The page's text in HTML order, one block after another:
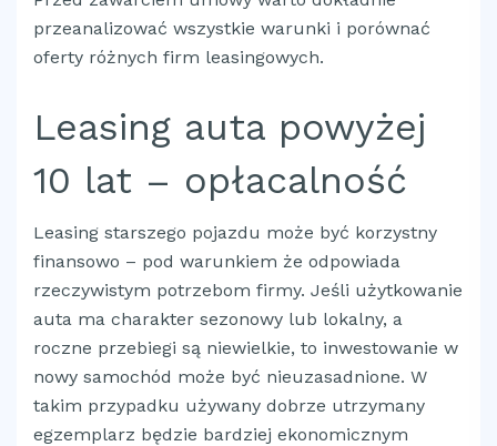
przeanalizować wszystkie warunki i porównać
oferty różnych firm leasingowych.
Leasing auta powyżej
10 lat – opłacalność
Leasing starszego pojazdu może być korzystny
finansowo – pod warunkiem że odpowiada
rzeczywistym potrzebom firmy. Jeśli użytkowanie
auta ma charakter sezonowy lub lokalny, a
roczne przebiegi są niewielkie, to inwestowanie w
nowy samochód może być nieuzasadnione. W
takim przypadku używany dobrze utrzymany
egzemplarz będzie bardziej ekonomicznym